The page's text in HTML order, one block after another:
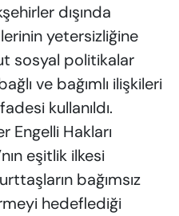
dışında
yetersizliğine
sosyal politikalar
ve bağımlı ilişkileri
kullanıldı.
Engelli Hakları
eşitlik ilkesi
bağımsız
hedeflediği